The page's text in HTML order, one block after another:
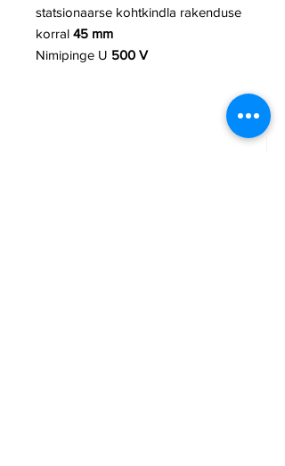
statsionaarse kohtkindla rakenduse
korral 45 mm
Nimipinge U 500 V